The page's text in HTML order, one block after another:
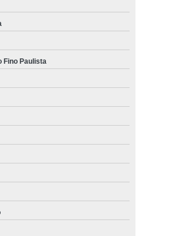
Fino Paulista